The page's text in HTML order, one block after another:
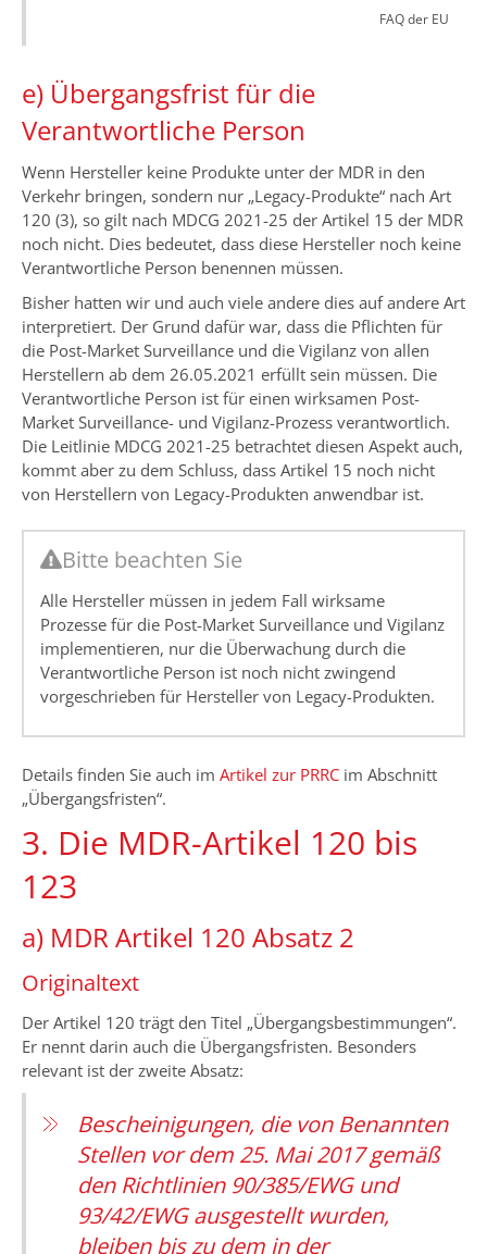
FAQ der EU
e) Übergangsfrist für die
Verantwortliche Person
Wenn Hersteller keine Produkte unter der MDR in den
Verkehr bringen, sondern nur „Legacy-Produkte“ nach Art
120 (3), so gilt nach MDCG 2021-25 der Artikel 15 der MDR
noch nicht. Dies bedeutet, dass diese Hersteller noch keine
Verantwortliche Person benennen müssen.
Bisher hatten wir und auch viele andere dies auf andere Art
interpretiert. Der Grund dafür war, dass die Pflichten für
die Post-Market Surveillance und die Vigilanz von allen
Herstellern ab dem 26.05.2021 erfüllt sein müssen. Die
Verantwortliche Person ist für einen wirksamen Post-
Market Surveillance- und Vigilanz-Prozess verantwortlich.
Die Leitlinie MDCG 2021-25 betrachtet diesen Aspekt auch,
kommt aber zu dem Schluss, dass Artikel 15 noch nicht
von Herstellern von Legacy-Produkten anwendbar ist.
Bitte beachten Sie
Alle Hersteller müssen in jedem Fall wirksame
Prozesse für die Post-Market Surveillance und Vigilanz
implementieren, nur die Überwachung durch die
Verantwortliche Person ist noch nicht zwingend
vorgeschrieben für Hersteller von Legacy-Produkten.
Details finden Sie auch im Artikel zur PRRC im Abschnitt
„Übergangsfristen“.
3. Die MDR-Artikel 120 bis
123
a) MDR Artikel 120 Absatz 2
Originaltext
Der Artikel 120 trägt den Titel „Übergangsbestimmungen“.
Er nennt darin auch die Übergangsfristen. Besonders
relevant ist der zweite Absatz:
Bescheinigungen, die von Benannten
Stellen vor dem 25. Mai 2017 gemäß
den Richtlinien 90/385/EWG und
93/42/EWG ausgestellt wurden,
bleiben bis zu dem in der